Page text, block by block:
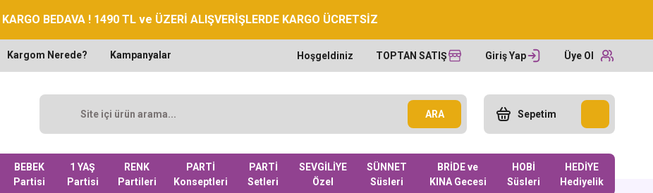
KARGO BEDAVA ! 1490 TL ve ÜZERİ ALIŞVERİŞLERDE KARGO ÜCRETSİZ
Kargom Nerede? Kampanyalar Hoşgeldiniz TOPTAN SATIŞ Giriş Yap Üye Ol
ARA Sepetim
BEBEK
Partisi
1 YAŞ
Partisi
RENK
Partileri
PARTİ
Konseptleri
PARTİ
Setleri
SEVGİLİYE
Özel
SÜNNET
Süsleri
BRİDE ve
KINA Gecesi
HOBİ
Süsleri
HEDİYE
Hediyelik